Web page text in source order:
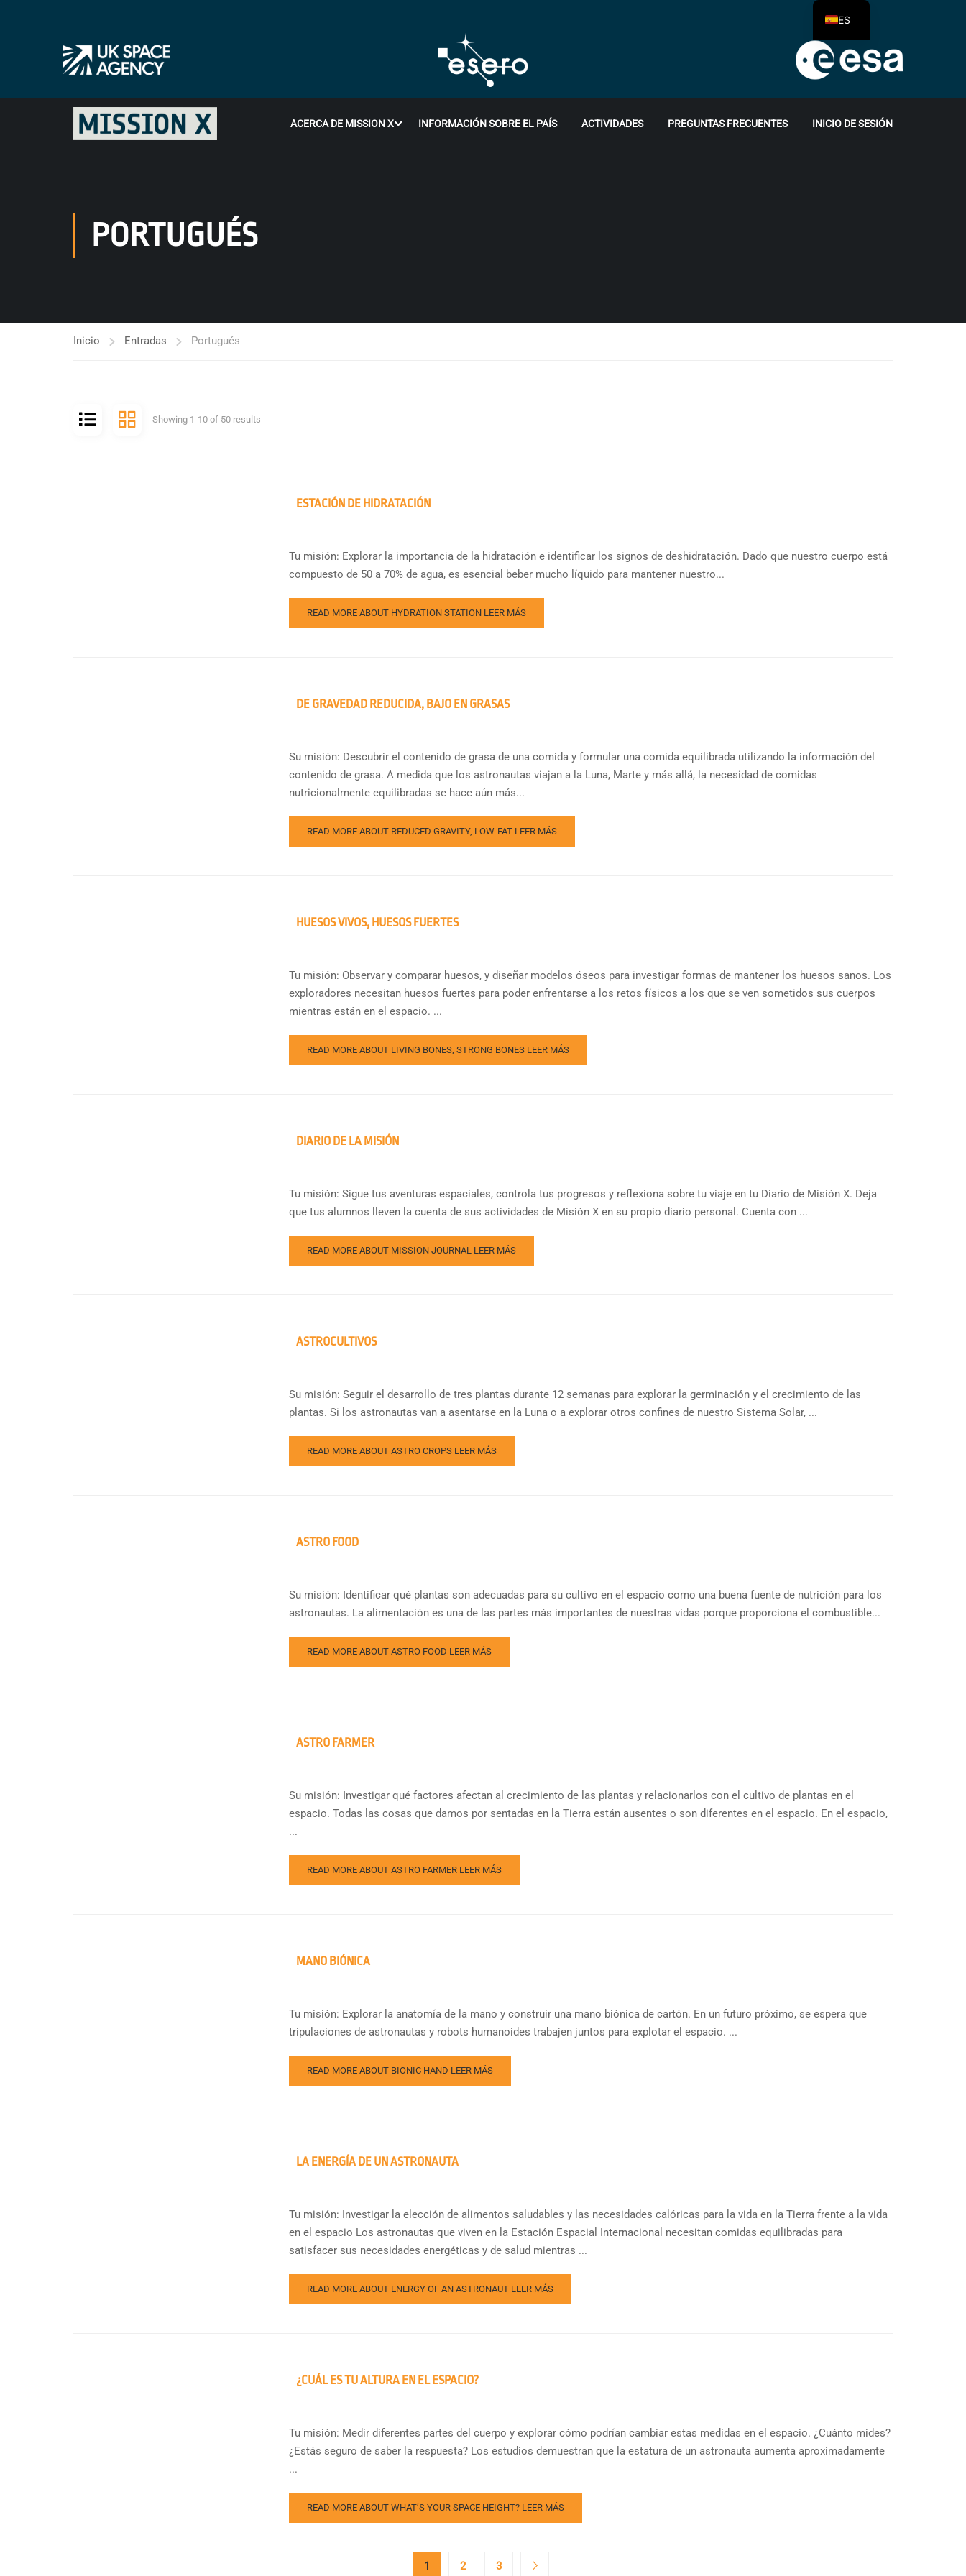
ACERCA DE MISSION X INFORMACIÓN SOBRE EL PAÍS ACTIVIDADES PREGUNTAS FRECUENTES INICIO DE SESIÓN
PORTUGUÉS
Inicio Entradas Portugués
Showing 1-10 of 50 results
ESTACIÓN DE HIDRATACIÓN
Tu misión: Explorar la importancia de la hidratación e identificar los signos de deshidratación. Dado que nuestro cuerpo está
compuesto de 50 a 70% de agua, es esencial beber mucho líquido para mantener nuestro...
READ MORE ABOUT HYDRATION STATION LEER MÁS
DE GRAVEDAD REDUCIDA, BAJO EN GRASAS
Su misión: Descubrir el contenido de grasa de una comida y formular una comida equilibrada utilizando la información del
contenido de grasa. A medida que los astronautas viajan a la Luna, Marte y más allá, la necesidad de comidas
nutricionalmente equilibradas se hace aún más...
READ MORE ABOUT REDUCED GRAVITY, LOW-FAT LEER MÁS
HUESOS VIVOS, HUESOS FUERTES
Tu misión: Observar y comparar huesos, y diseñar modelos óseos para investigar formas de mantener los huesos sanos. Los
exploradores necesitan huesos fuertes para poder enfrentarse a los retos físicos a los que se ven sometidos sus cuerpos
mientras están en el espacio. ...
READ MORE ABOUT LIVING BONES, STRONG BONES LEER MÁS
DIARIO DE LA MISIÓN
Tu misión: Sigue tus aventuras espaciales, controla tus progresos y reflexiona sobre tu viaje en tu Diario de Misión X. Deja
que tus alumnos lleven la cuenta de sus actividades de Misión X en su propio diario personal. Cuenta con ...
READ MORE ABOUT MISSION JOURNAL LEER MÁS
ASTROCULTIVOS
Su misión: Seguir el desarrollo de tres plantas durante 12 semanas para explorar la germinación y el crecimiento de las
plantas. Si los astronautas van a asentarse en la Luna o a explorar otros confines de nuestro Sistema Solar, ...
READ MORE ABOUT ASTRO CROPS LEER MÁS
ASTRO FOOD
Su misión: Identificar qué plantas son adecuadas para su cultivo en el espacio como una buena fuente de nutrición para los
astronautas. La alimentación es una de las partes más importantes de nuestras vidas porque proporciona el combustible...
READ MORE ABOUT ASTRO FOOD LEER MÁS
ASTRO FARMER
Su misión: Investigar qué factores afectan al crecimiento de las plantas y relacionarlos con el cultivo de plantas en el
espacio. Todas las cosas que damos por sentadas en la Tierra están ausentes o son diferentes en el espacio. En el espacio,
...
READ MORE ABOUT ASTRO FARMER LEER MÁS
MANO BIÓNICA
Tu misión: Explorar la anatomía de la mano y construir una mano biónica de cartón. En un futuro próximo, se espera que
tripulaciones de astronautas y robots humanoides trabajen juntos para explotar el espacio. ...
READ MORE ABOUT BIONIC HAND LEER MÁS
LA ENERGÍA DE UN ASTRONAUTA
Tu misión: Investigar la elección de alimentos saludables y las necesidades calóricas para la vida en la Tierra frente a la vida
en el espacio Los astronautas que viven en la Estación Espacial Internacional necesitan comidas equilibradas para
satisfacer sus necesidades energéticas y de salud mientras ...
READ MORE ABOUT ENERGY OF AN ASTRONAUT LEER MÁS
¿CUÁL ES TU ALTURA EN EL ESPACIO?
Tu misión: Medir diferentes partes del cuerpo y explorar cómo podrían cambiar estas medidas en el espacio. ¿Cuánto mides?
¿Estás seguro de saber la respuesta? Los estudios demuestran que la estatura de un astronauta aumenta aproximadamente
...
READ MORE ABOUT WHAT’S YOUR SPACE HEIGHT? LEER MÁS
1 2 3
ES